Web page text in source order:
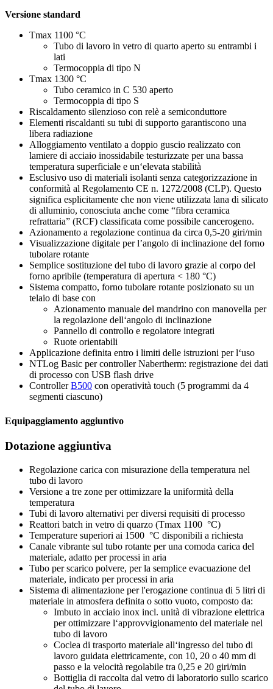
Versione standard
Tmax 1100 °C
Tubo di lavoro in vetro di quarto aperto su entrambi i
lati
Termocoppia di tipo N
Tmax 1300 °C
Tubo ceramico in C 530 aperto
Termocoppia di tipo S
Riscaldamento silenzioso con relè a semiconduttore
Elementi riscaldanti su tubi di supporto garantiscono una
libera radiazione
Alloggiamento ventilato a doppio guscio realizzato con
lamiere di acciaio inossidabile testurizzate per una bassa
temperatura superficiale e un‘elevata stabilità
Esclusivo uso di materiali isolanti senza categorizzazione in
conformità al Regolamento CE n. 1272/2008 (CLP). Questo
significa esplicitamente che non viene utilizzata lana di silicato
di alluminio, conosciuta anche come “fibra ceramica
refrattaria” (RCF) classificata come possibile cancerogeno.
Azionamento a regolazione continua da circa 0,5-20 giri/min
Visualizzazione digitale per l’angolo di inclinazione del forno
tubolare rotante
Semplice sostituzione del tubo di lavoro grazie al corpo del
forno apribile (temperatura di apertura < 180 °C)
Sistema compatto, forno tubolare rotante posizionato su un
telaio di base con
Azionamento manuale del mandrino con manovella per
la regolazione dell‘angolo di inclinazione
Pannello di controllo e regolatore integrati
Ruote orientabili
Applicazione definita entro i limiti delle istruzioni per l‘uso
NTLog Basic per controller Nabertherm: registrazione dei dati
di processo con USB flash drive
ControllerB500 con operatività touch (5 programmi da 4
segmenti ciascuno)
Equipaggiamento aggiuntivo
Dotazione aggiuntiva
Regolazione carica con misurazione della temperatura nel
tubo di lavoro
Versione a tre zone per ottimizzare la uniformità della
temperatura
Tubi di lavoro alternativi per diversi requisiti di processo
Reattori batch in vetro di quarzo (Tmax 1100 °C)
Temperature superiori ai 1500 °C disponibili a richiesta
Canale vibrante sul tubo rotante per una comoda carica del
materiale, adatto per processi in aria
Tubo per scarico polvere, per la semplice evacuazione del
materiale, indicato per processi in aria
Sistema di alimentazione per l'erogazione continua di 5 litri di
materiale in atmosfera definita o sotto vuoto, composto da:
Imbuto in acciaio inox incl. unità di vibrazione elettrica
per ottimizzare l‘approvvigionamento del materiale nel
tubo di lavoro
Coclea di trasporto materiale all‘ingresso del tubo di
lavoro guidata elettricamente, con 10, 20 o 40 mm di
passo e la velocità regolabile tra 0,25 e 20 giri/min
Bottiglia di raccolta dal vetro di laboratorio sullo scarico